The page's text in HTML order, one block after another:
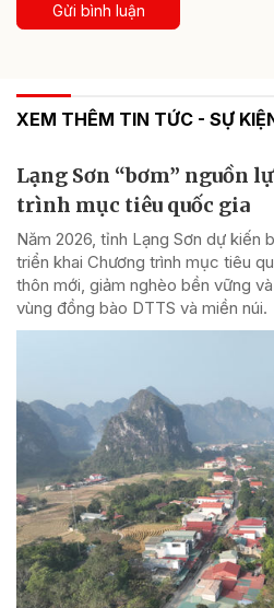
Gửi bình luận
XEM THÊM TIN TỨC - SỰ
Lạng Sơn “bơm” nguồn
trình mục tiêu quốc gia
Năm 2026, tỉnh Lạng Sơn dự kiến
triển khai Chương trình mục tiêu
thôn mới, giảm nghèo bền vững
vùng đồng bào DTTS và miền núi.